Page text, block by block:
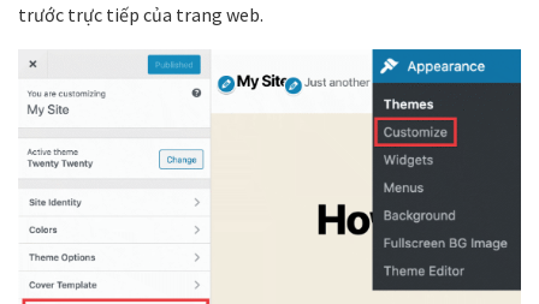
trước trực tiếp của trang web.